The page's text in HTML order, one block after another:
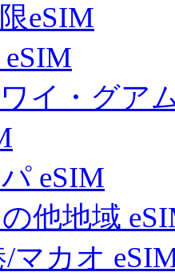
eSIM
イ・グア
eSIM
他地域
マカオ